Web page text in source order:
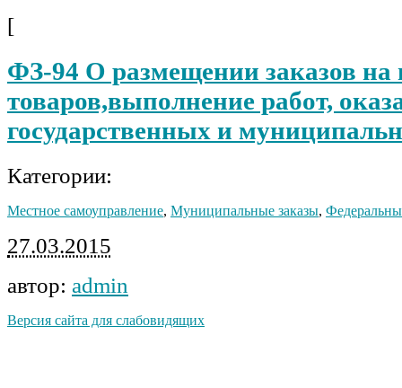
[
ФЗ-94 О размещении заказов на
товаров,выполнение работ,
государственных и
Категории:
Местное самоуправление, Муниципальные заказы,
27.03.2015
автор: admin
Версия сайта для слабовидящих